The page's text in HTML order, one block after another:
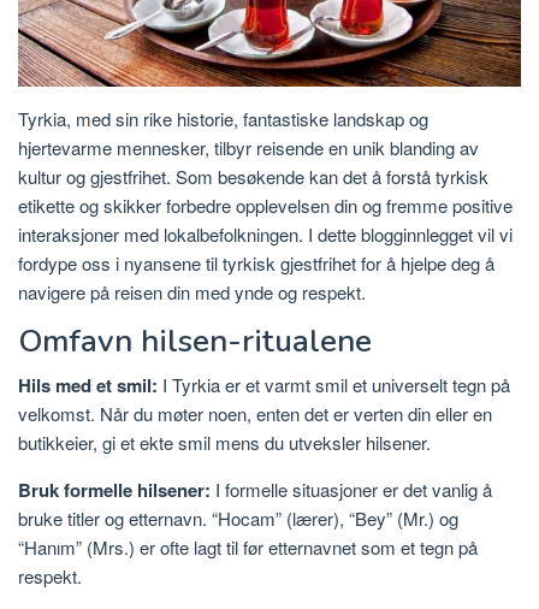
Tyrkia, med sin rike historie, fantastiske landskap og
hjertevarme mennesker, tilbyr reisende en unik blanding av
kultur og gjestfrihet. Som besøkende kan det å forstå tyrkisk
etikette og skikker forbedre opplevelsen din og fremme positive
interaksjoner med lokalbefolkningen. I dette blogginnlegget vil vi
fordype oss i nyansene til tyrkisk gjestfrihet for å hjelpe deg å
navigere på reisen din med ynde og respekt.
Omfavn hilsen-ritualene
Hils med et smil: I Tyrkia er et varmt smil et universelt tegn på
velkomst. Når du møter noen, enten det er verten din eller en
butikkeier, gi et ekte smil mens du utveksler hilsener.
Bruk formelle hilsener: I formelle situasjoner er det vanlig å
bruke titler og etternavn. “Hocam” (lærer), “Bey” (Mr.) og
“Hanım” (Mrs.) er ofte lagt til før etternavnet som et tegn på
respekt.